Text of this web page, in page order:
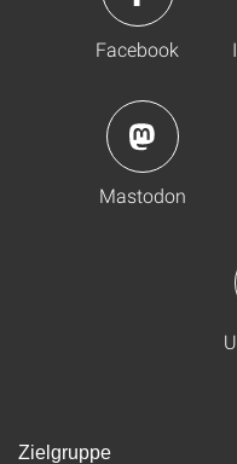
Facebook
Mastodon
Zielgruppe